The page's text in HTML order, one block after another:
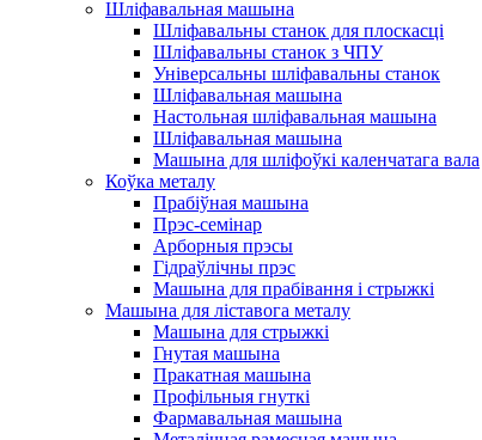
Шліфавальная машына
Шліфавальны станок для плоскасці
Шліфавальны станок з ЧПУ
Універсальны шліфавальны станок
Шліфавальная машына
Настольная шліфавальная машына
Шліфавальная машына
Машына для шліфоўкі каленчатага вала
Коўка металу
Прабіўная машына
Прэс-семінар
Арборныя прэсы
Гідраўлічны прэс
Машына для прабівання і стрыжкі
Машына для ліставога металу
Машына для стрыжкі
Гнутая машына
Пракатная машына
Профільныя гнуткі
Фармавальная машына